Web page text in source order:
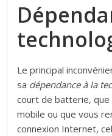
Le principal
sa dépendance à la
court de batterie,
mobile ou que vous
connexion Internet,